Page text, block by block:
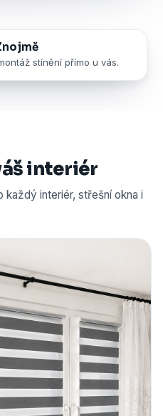
stínění přímo u vás.
interiér
každý interiér, střešní okna i